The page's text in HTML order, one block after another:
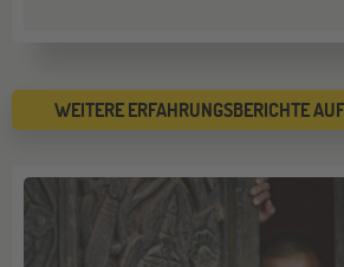
WEITERE ERFAHRUNGSBERICHTE